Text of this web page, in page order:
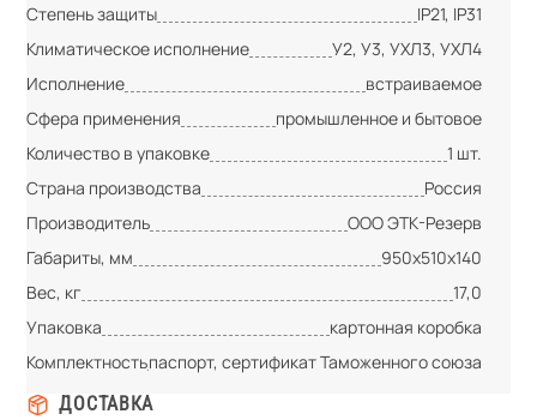
Степень защиты
IP21, IP31
Климатическое исполнение
У2, У3, УХЛ3, УХЛ4
Исполнение
встраиваемое
Сфера применения
промышленное и бытовое
Количество в упаковке
1 шт.
Страна производства
Россия
Производитель
ООО ЭТК-Резерв
Габариты, мм
950х510х140
Вес, кг
17,0
Упаковка
картонная коробка
Комплектностьпаспорт, сертификат Таможенного союза
ДОСТАВКА